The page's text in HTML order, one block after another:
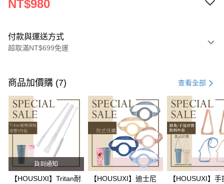
NT$980
付款與運送方式
超取滿NT$699免運
信用卡一次付款
超商取貨付款
LINE Pay
Apple Pay
街口支付
悠遊付
商品加價購 (7) 查看全部
貨到通知
【HOUSUXI】Tritan耐
【HOUSUXI】迪士尼
【HOUSUXI】